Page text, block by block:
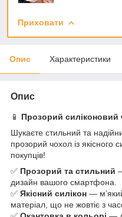
Приховати
Опис Характеристики
Опис
📱 Прозорий
Шукаєте стильний та
прозорий чохол із якісного
покупців!
✅ Прозорий та стильний
дизайн вашого смартфона.
✅ Якісний силікон —
матеріал, що не жовтіє з